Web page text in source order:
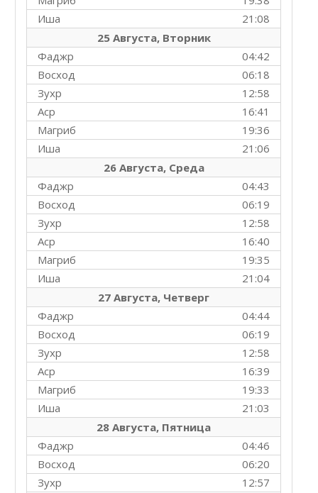
21:08
Иша
25 Августа, Вторник
04:42
Фаджр
06:18
Восход
12:58
Зухр
16:41
Аср
19:36
Магриб
21:06
Иша
26 Августа, Среда
04:43
Фаджр
06:19
Восход
12:58
Зухр
16:40
Аср
19:35
Магриб
21:04
Иша
27 Августа, Четверг
04:44
Фаджр
06:19
Восход
12:58
Зухр
16:39
Аср
19:33
Магриб
21:03
Иша
28 Августа, Пятница
04:46
Фаджр
06:20
Восход
12:57
Зухр